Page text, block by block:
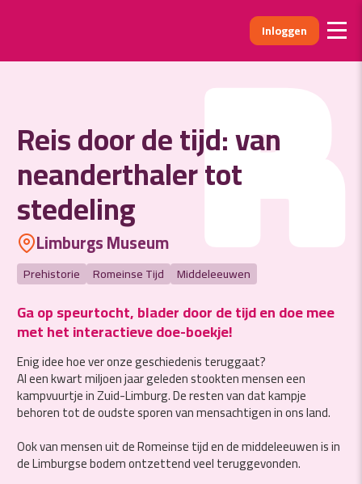
Inloggen
R
Reis door de tijd: van
neanderthaler tot
stedeling
Limburgs Museum
Prehistorie Romeinse Tijd Middeleeuwen
Ga op speurtocht, blader door de tijd en doe mee
met het interactieve doe-boekje!
Enig idee hoe ver onze geschiedenis teruggaat?
Al een kwart miljoen jaar geleden stookten mensen een
kampvuurtje in Zuid-Limburg. De resten van dat kampje
behoren tot de oudste sporen van mensachtigen in ons land.
Ook van mensen uit de Romeinse tijd en de middeleeuwen is in
de Limburgse bodem ontzettend veel teruggevonden.